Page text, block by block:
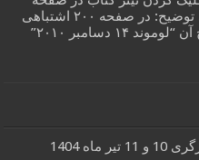
ای که باز می شود. توضیح: در صفحه ۲۰۰ اشتباهی
در رفرانس ۳۴ موجود است که صحیح آن “لوموند ۱۴ دسامبر ۲۰۱۰”
1404